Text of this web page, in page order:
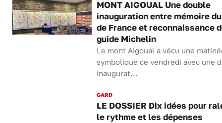
MONT AIGOUAL Une double
inauguration entre mémoire
de France et reconnaissance
guide Michelin
Le mont Aigoual a vécu une
symbolique ce vendredi avec une
inaugurat...
GARD
LE DOSSIER Dix idées pour
le rythme et les dépenses